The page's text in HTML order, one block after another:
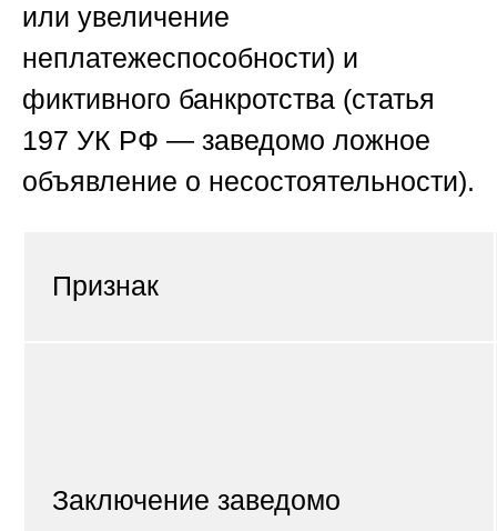
или увеличение
неплатежеспособности) и
фиктивного банкротства (статья
197 УК РФ — заведомо ложное
объявление о несостоятельности).
Признак
Заключение заведомо